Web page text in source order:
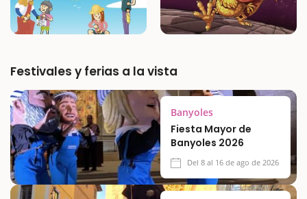
Festivales y ferias a la vista
Banyoles
Fiesta Mayor de
Banyoles 2026
Del 8 al 16 de ago de 2026